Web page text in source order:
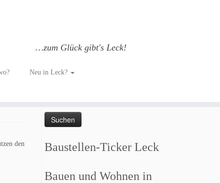
…zum Glück gibt's Leck!
Neu in Leck?
den
Such dich GLÜCKlich…
Baustellen-Ticker Leck
Bauen und Wohnen in